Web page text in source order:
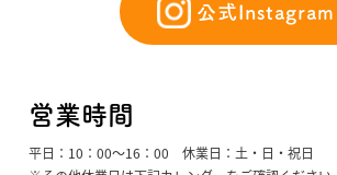
公式Instagram
営業時間
平日：10：00〜16：00 休業日：土・日・祝日